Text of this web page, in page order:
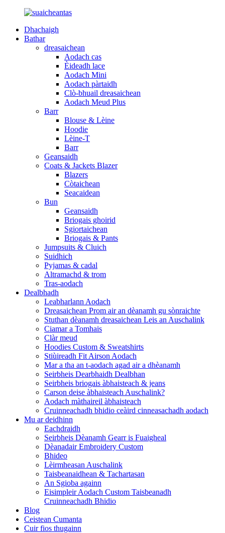
Dhachaigh
Bathar
dreasaichean
Aodach cas
Èideadh lace
Aodach Mini
Aodach pàrtaidh
Clò-bhuail dreasaichean
Aodach Meud Plus
Barr
Blouse & Lèine
Hoodie
Lèine-T
Barr
Geansaidh
Coats & Jackets Blazer
Blazers
Còtaichean
Seacaidean
Bun
Geansaidh
Briogais ghoirid
Sgiortaichean
Briogais & Pants
Jumpsuits & Cluich
Suidhich
Pyjamas & cadal
Altramachd & trom
Tras-aodach
Dealbhadh
Leabharlann Aodach
Dreasaichean Prom air an dèanamh gu sònraichte
Stuthan dèanamh dreasaichean Leis an Auschalink
Ciamar a Tomhais
Clàr meud
Hoodies Custom & Sweatshirts
Stiùireadh Fit Airson Aodach
Mar a tha an t-aodach agad air a dhèanamh
Seirbheis Dearbhaidh Dealbhan
Seirbheis briogais àbhaisteach & jeans
Carson deise àbhaisteach Auschalink?
Aodach màthaireil àbhaisteach
Cruinneachadh bhidio ceàird cinneasachadh aodach
Mu ar deidhinn
Eachdraidh
Seirbheis Dèanamh Gearr is Fuaigheal
Dèanadair Embroidery Custom
Bhideo
Lèirmheasan Auschalink
Taisbeanaidhean & Tachartasan
An Sgioba againn
Eisimpleir Aodach Custom Taisbeanadh
Cruinneachadh Bhidio
Blog
Ceistean Cumanta
Cuir fios thugainn